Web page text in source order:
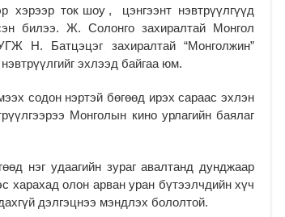
хэрээр ток шоу , цэнгээнт нэвтрүүлгүүд
билээ. Ж. Солонго захиралтай Монгол
Н. Батцэцэг захиралтай “Монголжин”
эхлээд байгаа юм.
содон нэртэй бөгөөд ирэх сараас эхлэн
Монголын кино урлагийн баялаг
нэг удаагийн зураг авалтанд дунджаар
харахад олон арван уран бүтээлчдийн хүч
дэлгэцнээ мэндлэх бололтой.